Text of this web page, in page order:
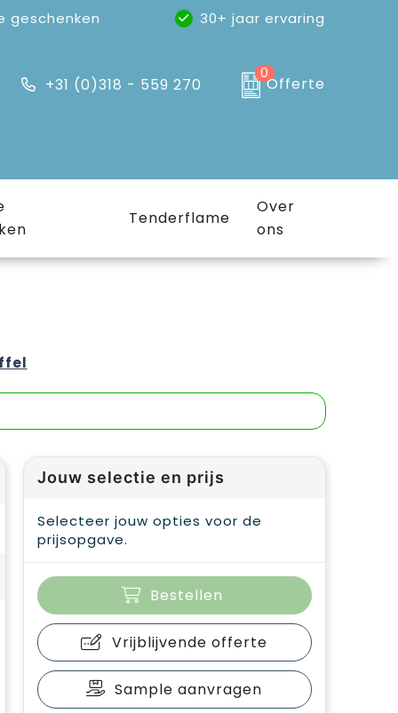
geschenken 30+ jaar ervaring
+31 (0)318 - 559 270
0
Offerte
Tenderflame
Over
ons
Jouw selectie en prijs
Selecteer jouw opties voor de
prijsopgave.
Bestellen
Vrijblijvende offerte
Sample aanvragen